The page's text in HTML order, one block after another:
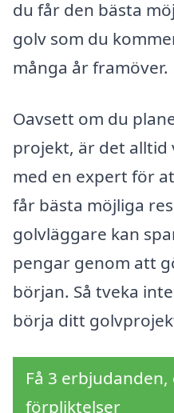
du får den bästa
golv som du
många år framöver.
Oavsett om du
projekt, är det
med en expert för
får bästa möjliga
golvläggare kan
pengar genom att
början. Så tveka
börja ditt
Få 3
förpliktelser